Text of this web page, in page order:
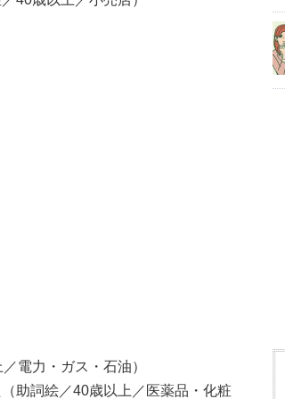
電力・ガス・石油）
助詞絵／40歳以上／医薬品・化粧